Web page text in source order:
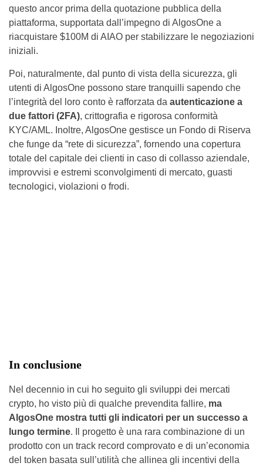
questo ancor prima della quotazione pubblica della
piattaforma, supportata dall’impegno di AlgosOne a
riacquistare $100M di AIAO per stabilizzare le negoziazioni
iniziali.
Poi, naturalmente, dal punto di vista della sicurezza, gli
utenti di AlgosOne possono stare tranquilli sapendo che
l’integrità del loro conto è rafforzata da autenticazione a
due fattori (2FA), crittografia e rigorosa conformità
KYC/AML. Inoltre, AlgosOne gestisce un Fondo di Riserva
che funge da “rete di sicurezza”, fornendo una copertura
totale del capitale dei clienti in caso di collasso aziendale,
improvvisi e estremi sconvolgimenti di mercato, guasti
tecnologici, violazioni o frodi.
In conclusione
Nel decennio in cui ho seguito gli sviluppi dei mercati
crypto, ho visto più di qualche prevendita fallire, ma
AlgosOne mostra tutti gli indicatori per un successo a
lungo termine. Il progetto è una rara combinazione di un
prodotto con un track record comprovato e di un’economia
del token basata sull’utilità che allinea gli incentivi della